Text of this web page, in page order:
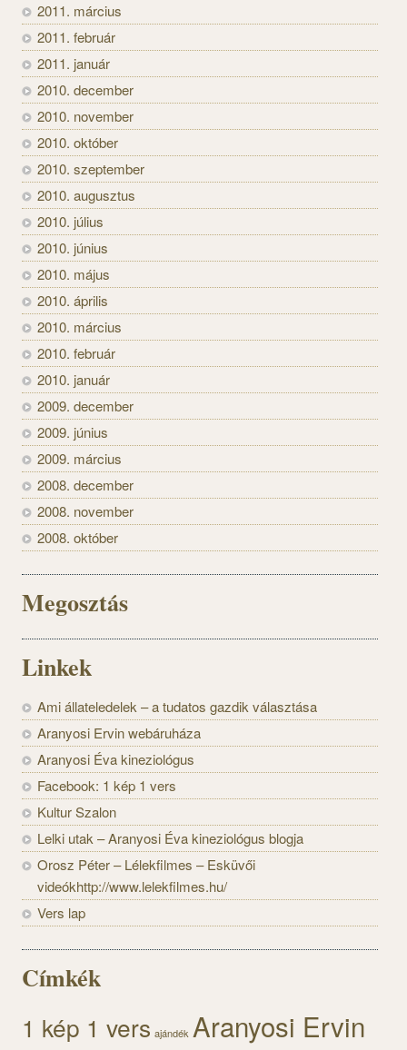
2011. március
2011. február
2011. január
2010. december
2010. november
2010. október
2010. szeptember
2010. augusztus
2010. július
2010. június
2010. május
2010. április
2010. március
2010. február
2010. január
2009. december
2009. június
2009. március
2008. december
2008. november
2008. október
Megosztás
Linkek
Ami állateledelek – a tudatos gazdik választása
Aranyosi Ervin webáruháza
Aranyosi Éva kineziológus
Facebook: 1 kép 1 vers
Kultur Szalon
Lelki utak – Aranyosi Éva kineziológus blogja
Orosz Péter – Lélekfilmes – Esküvői
videókhttp://www.lelekfilmes.hu/
Vers lap
Címkék
1 kép 1 vers ajándék Aranyosi Ervin